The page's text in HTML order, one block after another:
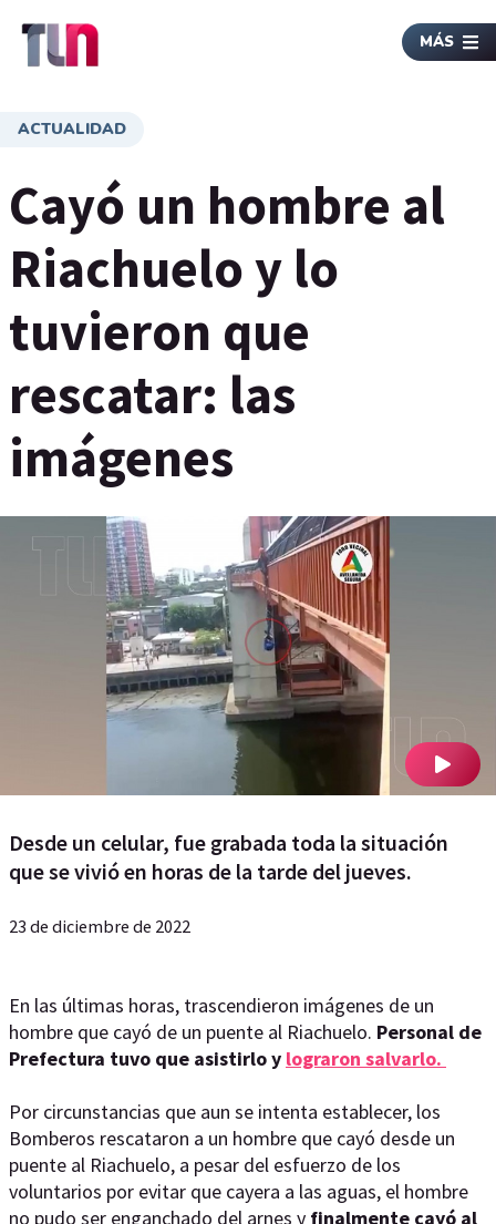
MÁS
ACTUALIDAD
Cayó un hombre al
Riachuelo y lo
tuvieron que
rescatar: las
imágenes
Desde un celular, fue grabada toda la situación
que se vivió en horas de la tarde del jueves.
23 de diciembre de 2022
En las últimas horas, trascendieron imágenes de un
hombre que cayó de un puente al Riachuelo. Personal de
Prefectura tuvo que asistirlo y lograron salvarlo.
Por circunstancias que aun se intenta establecer, los
Bomberos rescataron a un hombre que cayó desde un
puente al Riachuelo, a pesar del esfuerzo de los
voluntarios por evitar que cayera a las aguas, el hombre
no pudo ser enganchado del arnes y finalmente cayó al